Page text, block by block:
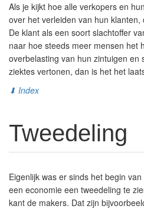
Als je kijkt hoe alle verkopers en
over het verleiden van hun
De klant als een soort slachtoffer
naar hoe steeds meer mensen het
overbelasting van hun zintuigen en
ziektes vertonen, dan is het het
⬇ Index
Tweedeling
Eigenlijk was er sinds het begin
een economie een tweedeling te
kant de makers. Dat zijn